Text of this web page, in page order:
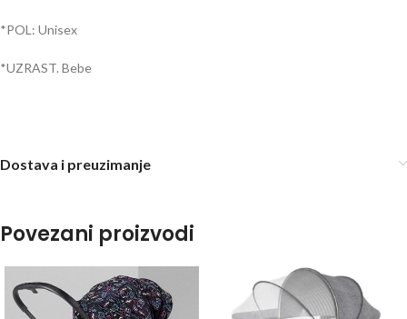
*POL: Unisex
*UZRAST. Bebe
Dostava i preuzimanje
Povezani proizvodi